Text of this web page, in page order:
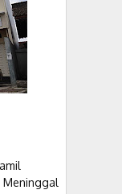
Meninggal